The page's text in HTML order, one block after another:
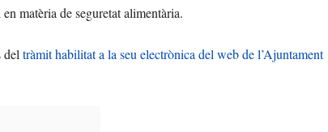
matèria de seguretat alimentària.
del tràmit habilitat a la seu electrònica del web de l’Ajuntament